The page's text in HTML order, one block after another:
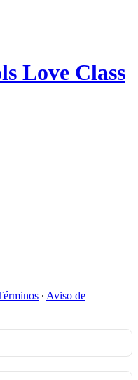
Love Class
∙ Aviso de